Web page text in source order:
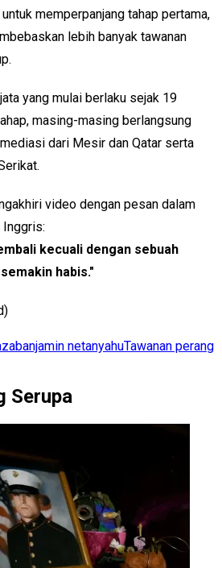
memperpanjang tahap pertama,
lebih banyak tawanan
yang mulai berlaku sejak 19
masing-masing berlangsung
dari Mesir dan Qatar serta
video dengan pesan dalam
Inggris:
kecuali dengan sebuah
habis."
banjamin netanyahuTawanan perang
Serupa